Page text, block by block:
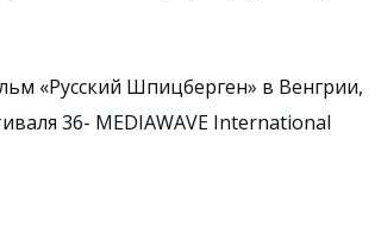
«Русский Шпицберген» в Венгрии,
36- MEDIAWAVE International